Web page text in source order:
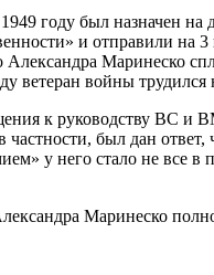
году был назначен на
и отправили
Маринеско
ветеран войны
к руководству ВС
был дан ответ,
у него стало не все
Маринеско